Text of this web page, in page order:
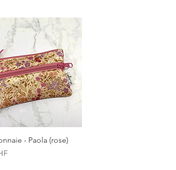
Aperçu rapide
- Paola (rose)